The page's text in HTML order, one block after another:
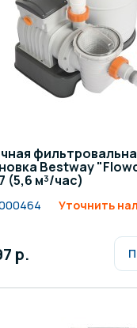
Освещение и
бассейна
Отделочные
Bestway
(5,6 м³/час)
Уточнить
р.